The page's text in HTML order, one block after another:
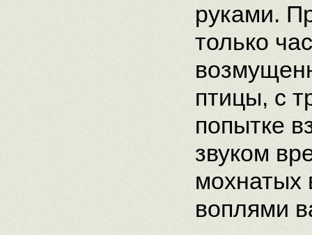
руками.
только
птицы, с
попытке
звуком
мохнатых
воплями